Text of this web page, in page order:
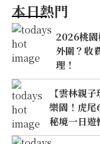
本日熱門
2026桃園
外圍？收
理！
【雲林親
樂園！虎
秘境一日遊